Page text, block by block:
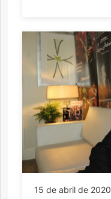
15 de abril de 2020